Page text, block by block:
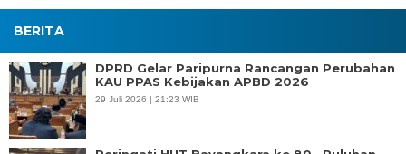
BERITA
DPRD Gelar Paripurna Rancangan Perubahan
KAU PPAS Kebijakan APBD 2026
29 Juli 2026 | 21:23 WIB